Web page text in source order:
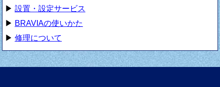
▶ 設置・設定サービス
▶ BRAVIAの使いかた
▶ 修理について